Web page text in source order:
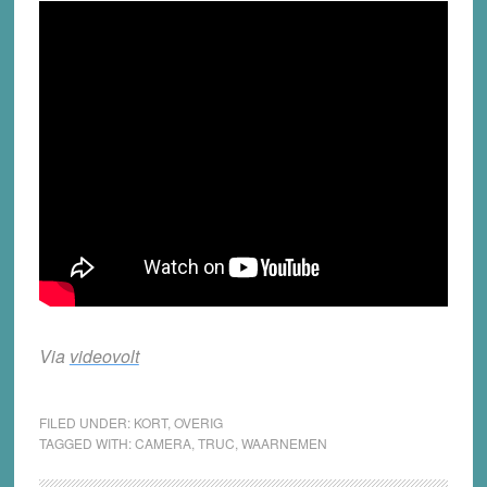
Via videovolt
FILED UNDER: KORT, OVERIG
TAGGED WITH:CAMERA, TRUC WAARNEMEN